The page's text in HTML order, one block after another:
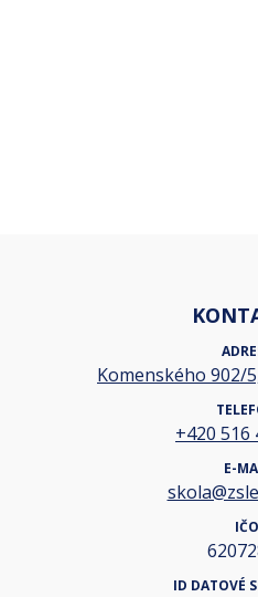
Komenského 902/
+420 516
E-
IČO
ID DATOVÉ